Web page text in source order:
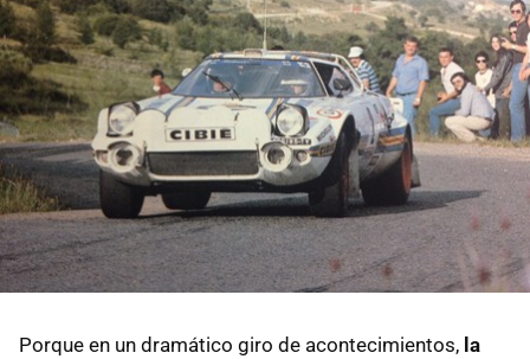
Porque en un dramático giro de acontecimientos, la